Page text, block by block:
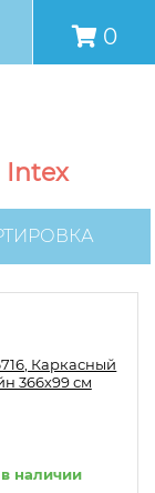
0
Intex
в наличии